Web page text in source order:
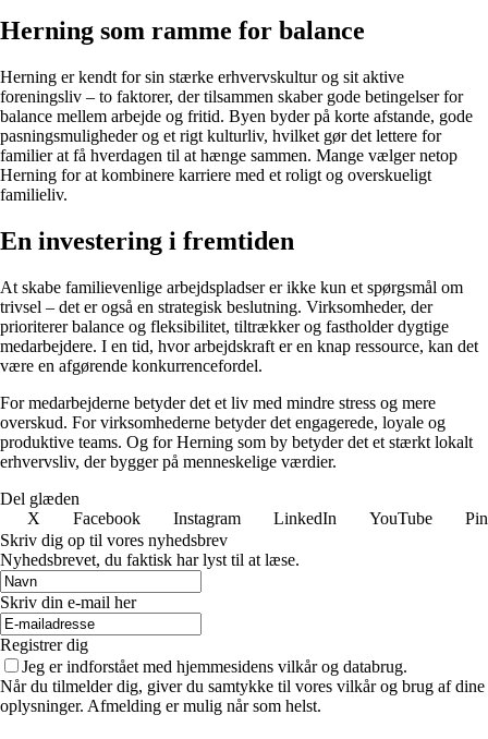
Herning som ramme for balance
Herning er kendt for sin stærke erhvervskultur og sit aktive
foreningsliv – to faktorer, der tilsammen skaber gode betingelser for
balance mellem arbejde og fritid. Byen byder på korte afstande, gode
pasningsmuligheder og et rigt kulturliv, hvilket gør det lettere for
familier at få hverdagen til at hænge sammen. Mange vælger netop
Herning for at kombinere karriere med et roligt og overskueligt
familieliv.
En investering i fremtiden
At skabe familievenlige arbejdspladser er ikke kun et spørgsmål om
trivsel – det er også en strategisk beslutning. Virksomheder, der
prioriterer balance og fleksibilitet, tiltrækker og fastholder dygtige
medarbejdere. I en tid, hvor arbejdskraft er en knap ressource, kan det
være en afgørende konkurrencefordel.
For medarbejderne betyder det et liv med mindre stress og mere
overskud. For virksomhederne betyder det engagerede, loyale og
produktive teams. Og for Herning som by betyder det et stærkt lokalt
erhvervsliv, der bygger på menneskelige værdier.
Del glæden
X
Facebook Instagram LinkedIn YouTube
Skriv dig op til vores nyhedsbrev
Nyhedsbrevet, du faktisk har lyst til at læse.
Skriv din e-mail her
Registrer dig
Jeg er indforstået med hjemmesidens vilkår og databrug.
Når du tilmelder dig, giver du samtykke til vores vilkår og brug af dine
oplysninger. Afmelding er mulig når som helst.